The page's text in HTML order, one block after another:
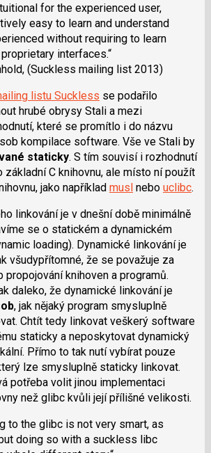
for the experienced user,
easy to learn and understand
without requiring to learn
interfaces.“
(Suckless mailing list 2013)
listu Suckless se podařilo
hrubé obrysy Stali a mezi
které se promítlo i do názvu
kompilace software. Vše ve Stali by
staticky. S tím souvisí i rozhodnutí
základní C knihovnu, ale místo ní použít
jako například muslnebo uclibc.
linkování je v dnešní době minimálně
se o statickém a dynamickém
loading). Dynamické linkování je
všudypřítomné, že se považuje za
propojování knihoven a programů.
daleko, že dynamické linkování je
, jak nějaký program smysluplně
Chtít tedy linkovat veškerý software
staticky a neposkytovat dynamický
Přímo to tak nutí vybírat pouze
lze smysluplně staticky linkovat.
potřeba volit jinou implementaci
než glibc kvůli její přílišné velikosti.
to the glibc is not very smart, as
doing so with a suckless libc